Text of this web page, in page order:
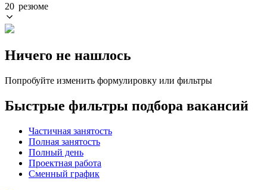
20 резюме
Ничего не нашлось
Попробуйте изменить формулировку или фильтры
Быстрые фильтры подбора вакансий
Частичная занятость
Полная занятость
Полный день
Проектная работа
Сменный график